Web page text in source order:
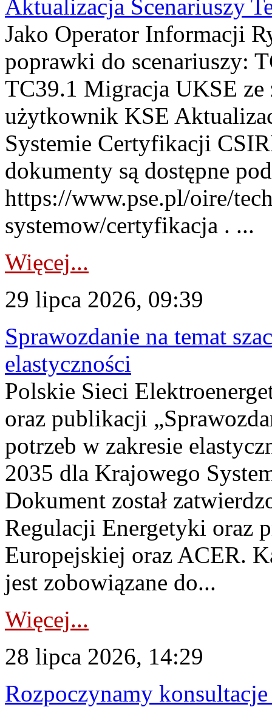
Aktualizacja Scenariuszy
Jako Operator Informacji
poprawki do scenariuszy:
TC39.1 Migracja UKSE
użytkownik KSE
Systemie Certyfikacji
dokumenty są dostępne
https://www.pse.pl/oire/
systemow/certyfikacja . ...
Więcej...
29 lipca 2026, 09:39
Sprawozdanie na temat
elastyczności
Polskie Sieci
oraz publikacji
potrzeb w zakresie
2035 dla Krajowego
Dokument został
Regulacji Energetyki oraz
Europejskiej oraz ACER.
jest zobowiązane do...
Więcej...
28 lipca 2026, 14:29
Rozpoczynamy